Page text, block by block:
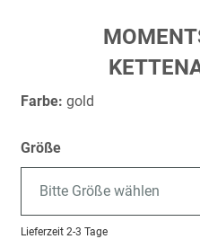
springen
Farbe: gold
Größe
Bitte Größe wählen
Lieferzeit 2-3 Tage